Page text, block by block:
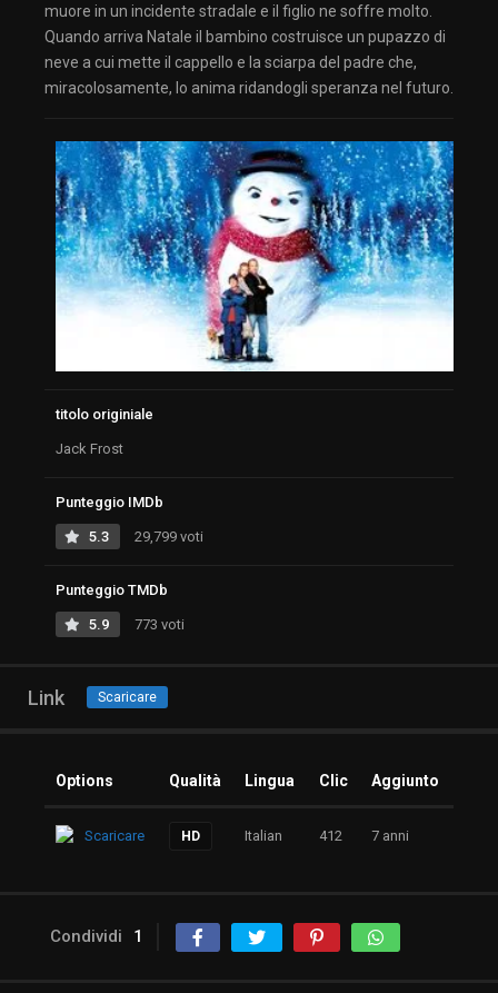
muore in un incidente stradale e il figlio ne soffre molto.
Quando arriva Natale il bambino costruisce un pupazzo di
neve a cui mette il cappello e la sciarpa del padre che,
miracolosamente, lo anima ridandogli speranza nel futuro.
titolo originiale
Jack Frost
Punteggio IMDb
5.3 29,799 voti
Punteggio TMDb
5.9 773 voti
Link Scaricare
Options Qualità Lingua Clic Aggiunto
Scaricare HD Italian 412 7 anni
Condividi 1